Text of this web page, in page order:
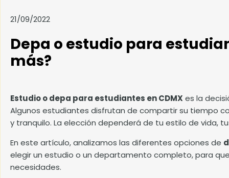
21/09/2022
Depa o estudio para
más?
Estudio o depa para estudiantes en CDMX es la
Algunos estudiantes disfrutan de compartir su tiempo
y tranquilo. La elección dependerá de tu estilo de vida,
En este artículo, analizamos las diferentes opciones de
elegir un estudio o un departamento completo, para
necesidades.